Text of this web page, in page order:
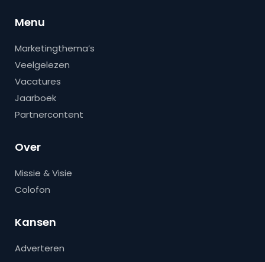
Menu
Marketingthema’s
Veelgelezen
Vacatures
Jaarboek
Partnercontent
Over
Missie & Visie
Colofon
Kansen
Adverteren